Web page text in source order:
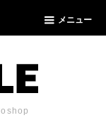
メニュー